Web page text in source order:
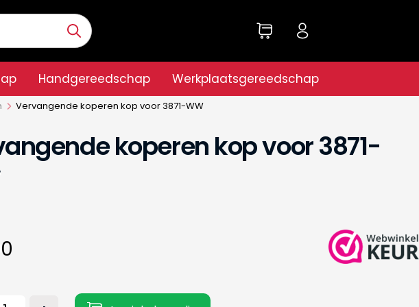
Handgereedschap Werkplaatsgereedschap
Vervangende koperen kop voor 3871-WW
koperen kop voor 3871-